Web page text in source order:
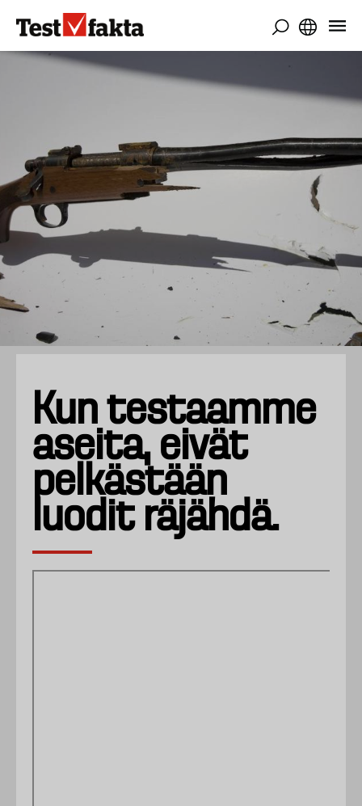
pääsisältöön
Kun testaamme
aseita, eivät
pelkästään
luodit räjähdä.